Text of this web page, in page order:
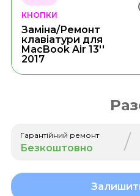
КНОПКИ
Заміна/Ремонт
клавіатури для
MacBook Air 13''
2017
Гарантійний ремонт
Безкоштовно /